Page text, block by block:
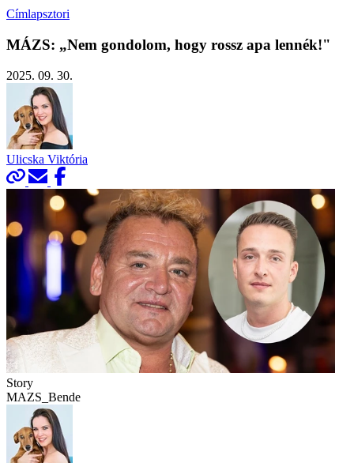
Címlapsztori
MÁZS: „Nem gondolom, hogy rossz apa lennék!"
2025. 09. 30.
Ulicska Viktória
Story
MAZS_Bende